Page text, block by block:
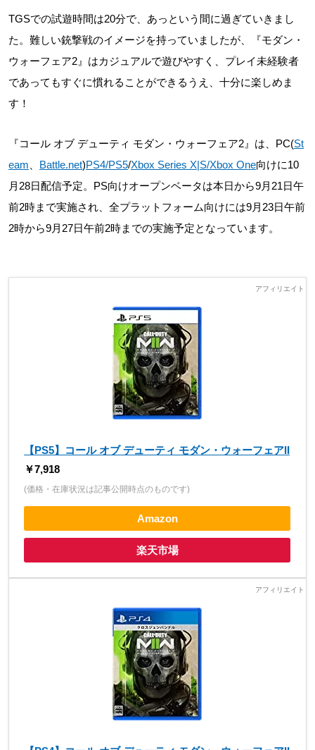
TGSでの試遊時間は20分で、あっという間に過ぎていきまし
た。難しい銃撃戦のイメージを持っていましたが、『モダン・
ウォーフェア2』はカジュアルで遊びやすく、プレイ未経験者
であってもすぐに慣れることができるうえ、十分に楽しめま
す！
『コール オブ デューティ モダン・ウォーフェア2』は、PC(St
eam
Battle.net)PS4/PS5/Xbox Series X|S/Xbox One向けに10
月28日配信予定。PS向けオープンベータは本日から9月21日午
前2時まで実施され、全プラットフォーム向けには9月23日午前
2時から9月27日午前2時までの実施予定となっています。
【PS5】コール オブ デューティ モダン・ウォーフェアII
￥7,918
(価格・在庫状況は記事公開時点のものです)
Amazon
楽天市場